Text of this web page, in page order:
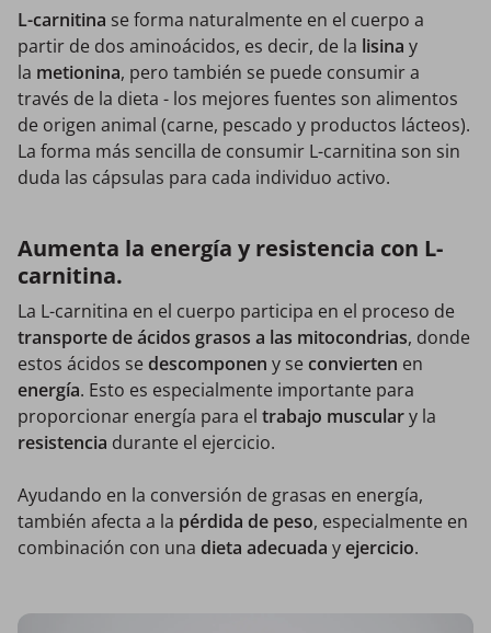
L-carnitina se forma naturalmente en el cuerpo a
partir de dos aminoácidos, es decir, de la lisina y
la metionina, pero también se puede consumir a
través de la dieta - los mejores fuentes son alimentos
de origen animal (carne, pescado y productos lácteos).
La forma más sencilla de consumir L-carnitina son sin
duda las cápsulas para cada individuo activo.
Aumenta la energía y resistencia con L-
carnitina.
La L-carnitina en el cuerpo participa en el proceso de
transporte de ácidos grasos a las mitocondrias, donde
estos ácidos se descomponen y se convierten en
energía. Esto es especialmente importante para
proporcionar energía para el trabajo musculary la
resistencia durante el ejercicio.
Ayudando en la conversión de grasas en energía,
también afecta a la pérdida de peso, especialmente en
combinación con una dieta adecuada yejercicio.